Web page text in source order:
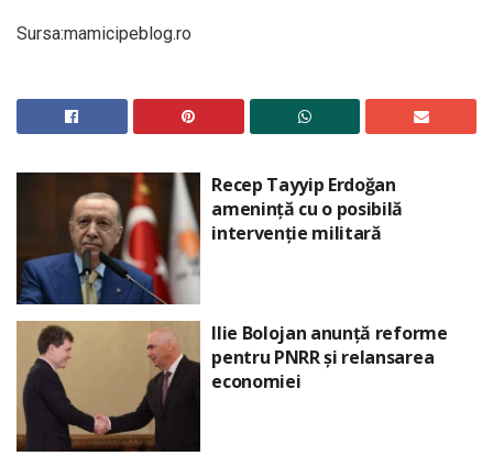
Sursa:mamicipeblog.ro
Recep Tayyip Erdoğan
amenință cu o posibilă
intervenție militară
Ilie Bolojan anunță reforme
pentru PNRR și relansarea
economiei